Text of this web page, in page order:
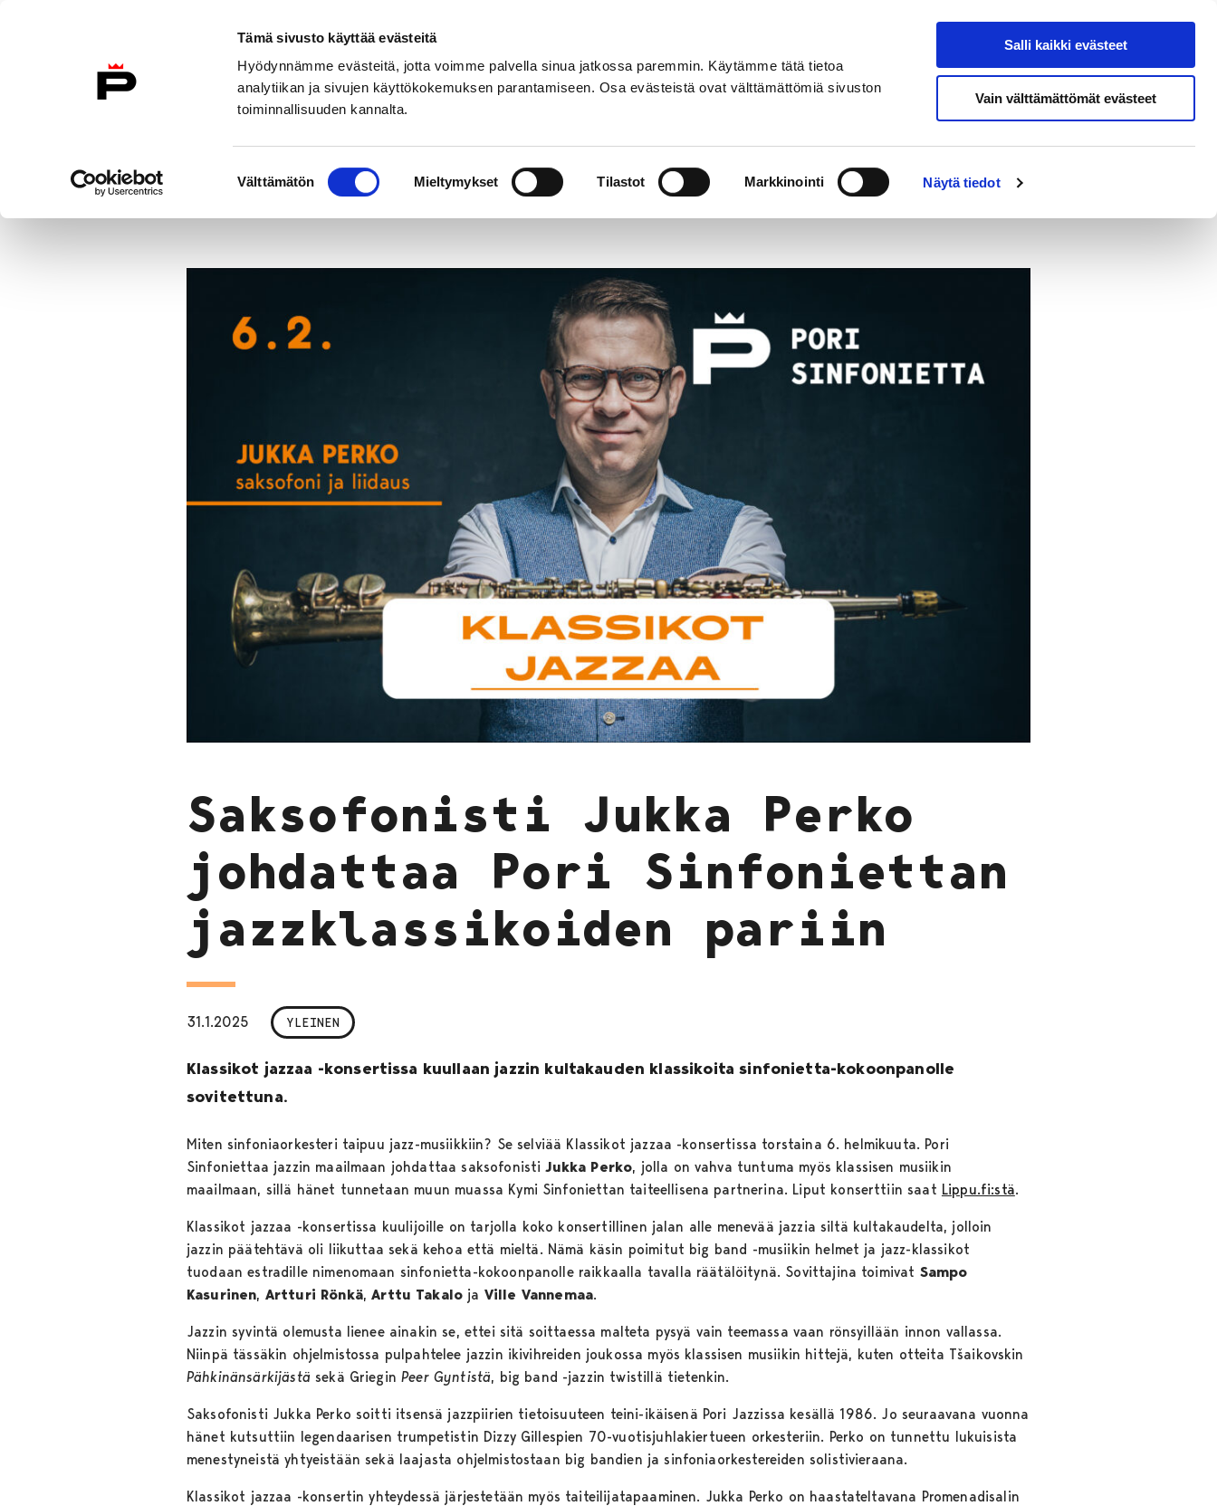
Tämä sivusto käyttää evästeitä
Hyödynnämme evästeitä, jotta voimme palvella sinua jatkossa paremmin. Käytämme tätä tietoa
analytiikan ja sivujen käyttökokemuksen parantamiseen. Osa evästeistä ovat välttämättömiä sivuston
toiminnallisuuden kannalta.
valinta
Välttämätön Mieltymykset Tilastot Markkinointi Näytä tiedot
Salli kaikki evästeet
Vain välttämättömät evästeet
Etusivulle
Hae sivustolta
Etusivu
Uutiset Saksofonisti Jukka Perko johdattaa Pori Sinfoniettan jazzklassikoiden pariin
Saksofonisti Jukka Perko
johdattaa Pori Sinfoniettan
jazzklassikoiden pariin
31.1.2025 YLEINEN
Klassikot jazzaa -konsertissa kuullaan jazzin kultakauden klassikoita sinfonietta-kokoonpanolle
sovitettuna.
Miten sinfoniaorkesteri taipuu jazz-musiikkiin? Se selviää Klassikot jazzaa -konsertissa torstaina 6. helmikuuta. Pori
Sinfoniettaa jazzin maailmaan johdattaa saksofonistiJukka Perko, jolla on vahva tuntuma myös klassisen musiikin
maailmaan, sillä hänet tunnetaan muun muassa Kymi Sinfoniettan taiteellisena partnerina. Liput konserttiin saat Lippu.fi:stä.
Klassikot jazzaa -konsertissa kuulijoille on tarjolla koko konsertillinen jalan alle menevää jazzia siltä kultakaudelta, jolloin
jazzin päätehtävä oli liikuttaa sekä kehoa että mieltä. Nämä käsin poimitut big band -musiikin helmet ja jazz-klassikot
tuodaan estradille nimenomaan sinfonietta-kokoonpanolle raikkaalla tavalla räätälöitynä. Sovittajina toimivat Sampo
Kasurinen, Artturi Rönkä,Arttu Takalo ja Ville Vannemaa.
Jazzin syvintä olemusta lienee ainakin se, ettei sitä soittaessa malteta pysyä vain teemassa vaan rönsyillään innon vallassa.
Niinpä tässäkin ohjelmistossa pulpahtelee jazzin ikivihreiden joukossa myös klassisen musiikin hittejä, kuten otteita Tšaikovskin
Pähkinänsärkijästä sekä GrieginPeer Gyntistä, big band -jazzin twistillä tietenkin.
Saksofonisti Jukka Perko soitti itsensä jazzpiirien tietoisuuteen teini-ikäisenä Pori Jazzissa kesällä 1986. Jo seuraavana vuonna
hänet kutsuttiin legendaarisen trumpetistin Dizzy Gillespien 70-vuotisjuhlakiertueen orkesteriin. Perko on tunnettu lukuisista
menestyneistä yhtyeistään sekä laajasta ohjelmistostaan big bandien ja sinfoniaorkestereiden solistivieraana.
Klassikot jazzaa -konsertin yhteydessä järjestetään myös taiteilijatapaaminen. Jukka Perko on haastateltavana Promenadisalin